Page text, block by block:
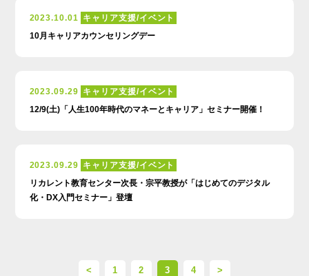
2023.10.01 キャリア支援/イベント
10月キャリアカウンセリングデー
2023.09.29 キャリア支援/イベント
12/9(土)「人生100年時代のマネーとキャリア」セミナー開催！
2023.09.29 キャリア支援/イベント
リカレント教育センター次長・宗平教授が「はじめてのデジタル
化・DX入門セミナー」登壇
< 1 2 3 4 >